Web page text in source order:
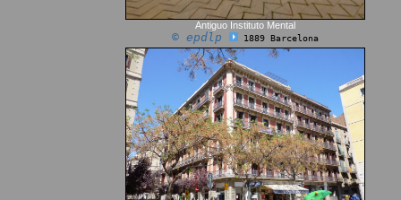
Antiguo Instituto Mental
© epdlp 1889 Barcelona